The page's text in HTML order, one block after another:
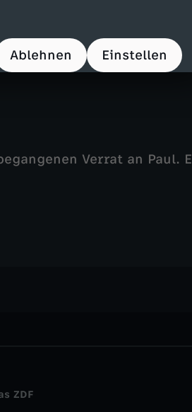
Ablehnen Einstellen
Verrat an Paul.
ZDF